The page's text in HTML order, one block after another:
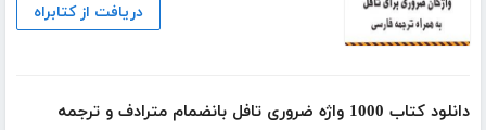
دریافت از کتابراه
دانلود کتاب 1000 واژه ضروری تافل بانضمام مترادف و ترجمه